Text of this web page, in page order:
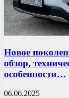
Новое
обзор,
особенности…
06.06.2025